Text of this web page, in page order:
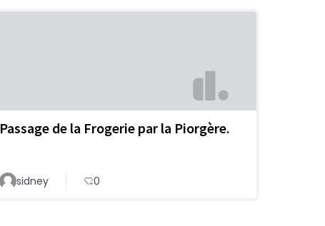
Passage de la Frogerie par la Piorgère.
sidney 0